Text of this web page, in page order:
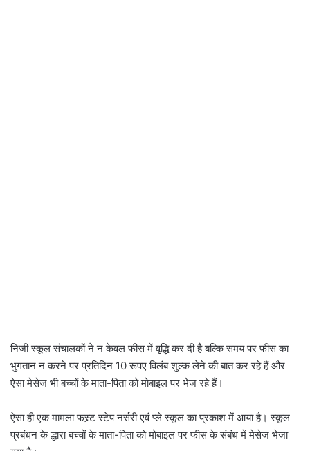
निजी स्कूल संचालकों ने न केवल फीस में वृद्धि कर दी है बल्कि समय पर फीस का
भुगतान न करने पर प्रतिदिन 10 रूपए विलंब शुल्क लेने की बात कर रहे हैं और
ऐसा मेसेज भी बच्चों के माता-पिता को मोबाइल पर भेज रहे हैं।
ऐसा ही एक मामला फस्र्ट स्टेप नर्सरी एवं प्ले स्कूल का प्रकाश में आया है। स्कूल
प्रबंधन के द्धारा बच्चों के माता-पिता को मोबाइल पर फीस के संबंध में मेसेज भेजा